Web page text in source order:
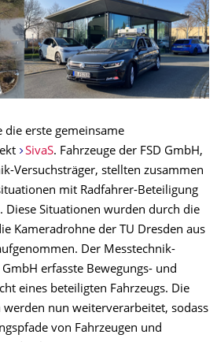
erste gemeinsame
SivaS. Fahrzeuge der FSD GmbH,
Versuchsträger, stellten zusammen
mit Radfahrer-Beteiligung
Diese Situationen wurden durch die
Kameradrohne der TU Dresden aus
Der Messtechnik-
erfasste Bewegungs- und
eines beteiligten Fahrzeugs. Die
nun weiterverarbeitet, sodass
von Fahrzeugen und